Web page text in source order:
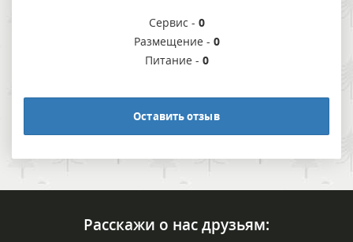
Сервис - 0
Размещение - 0
Питание - 0
Оставить отзыв
Расскажи о нас друзьям: